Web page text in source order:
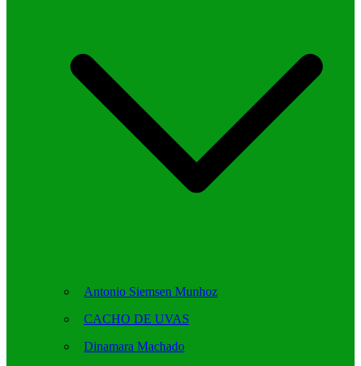
Antonio Siemsen Munhoz
CACHO DE UVAS
Dinamara Machado